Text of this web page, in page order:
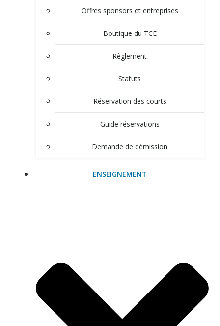
Offres sponsors et entreprises
Boutique du TCE
Règlement
Statuts
Réservation des courts
Guide réservations
Demande de démission
ENSEIGNEMENT